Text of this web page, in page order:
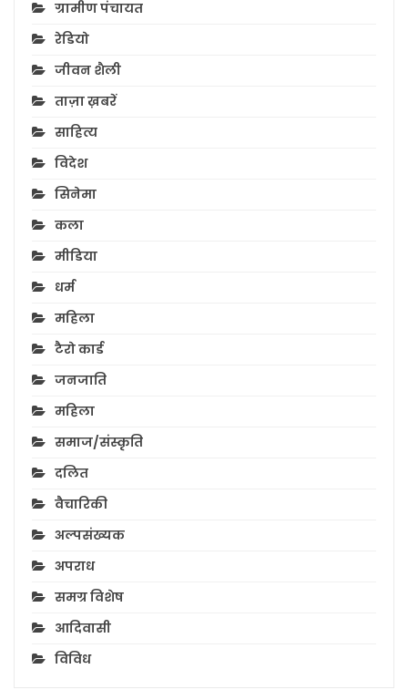
ग्रामीण पंचायत
रेडियो
जीवन शैली
ताज़ा ख़बरें
साहित्य
विदेश
सिनेमा
कला
मीडिया
धर्म
महिला
टैरो कार्ड
जनजाति
महिला
समाज/संस्कृति
दलित
वैचारिकी
अल्पसंख्यक
अपराध
समग्र विशेष
आदिवासी
विविध